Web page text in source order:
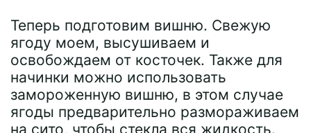
Теперь подготовим вишню. Свежую
ягоду моем, высушиваем и
освобождаем от косточек. Также для
начинки можно использовать
замороженную вишню, в этом случае
ягоды предварительно размораживаем
на сито, чтобы стекла вся жидкость.